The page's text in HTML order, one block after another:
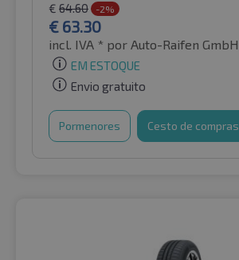
€ 64.60 -2%
€ 63.30
incl. IVA * por Auto-Raifen GmbH
EM ESTOQUE
Envio gratuito
Pormenores Cesto de compras